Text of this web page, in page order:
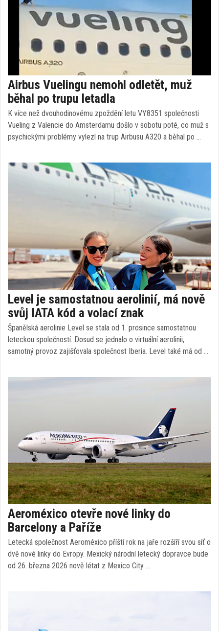
Airbus Vuelingu nemohl odletět, muž
běhal po trupu letadla
K více než dvouhodinovému zpoždění letu VY8351 společnosti
Vueling z Valencie do Amsterdamu došlo v sobotu poté, co muž s
psychickými problémy vylezl na trup Airbusu A320 a běhal po …
Level je samostatnou aerolinií, má nově
svůj IATA kód a volací znak
Španělská aerolinie Level se stala od 1. prosince samostatnou
leteckou společností. Dosud se jednalo o virtuální aerolinii,
samotný provoz zajišťovala společnost Iberia. Level také má od …
Aeroméxico otevře nové linky do
Barcelony a Paříže
Letecká společnost Aeroméxico příští rok na jaře rozšíří svou síť o
dvě nové linky do Evropy. Mexický národní letecký dopravce bude
od 26. března 2026 nově létat z Mexico City …